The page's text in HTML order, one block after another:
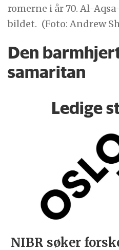
romerne i år 70. Al-
bildet. (Foto: Andrew
Den
samaritan
Ledige
NIBR søker